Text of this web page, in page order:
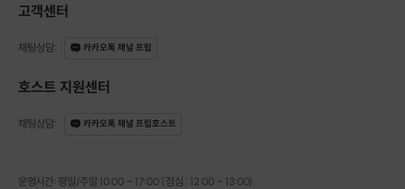
고객센터
채팅상담: 카카오톡 채널 프립
호스트 지원센터
채팅상담: 카카오톡 채널 프립호스트
운영시간: 평일/주말 10:00 - 17:00 (점심 : 12:00 - 13:00)